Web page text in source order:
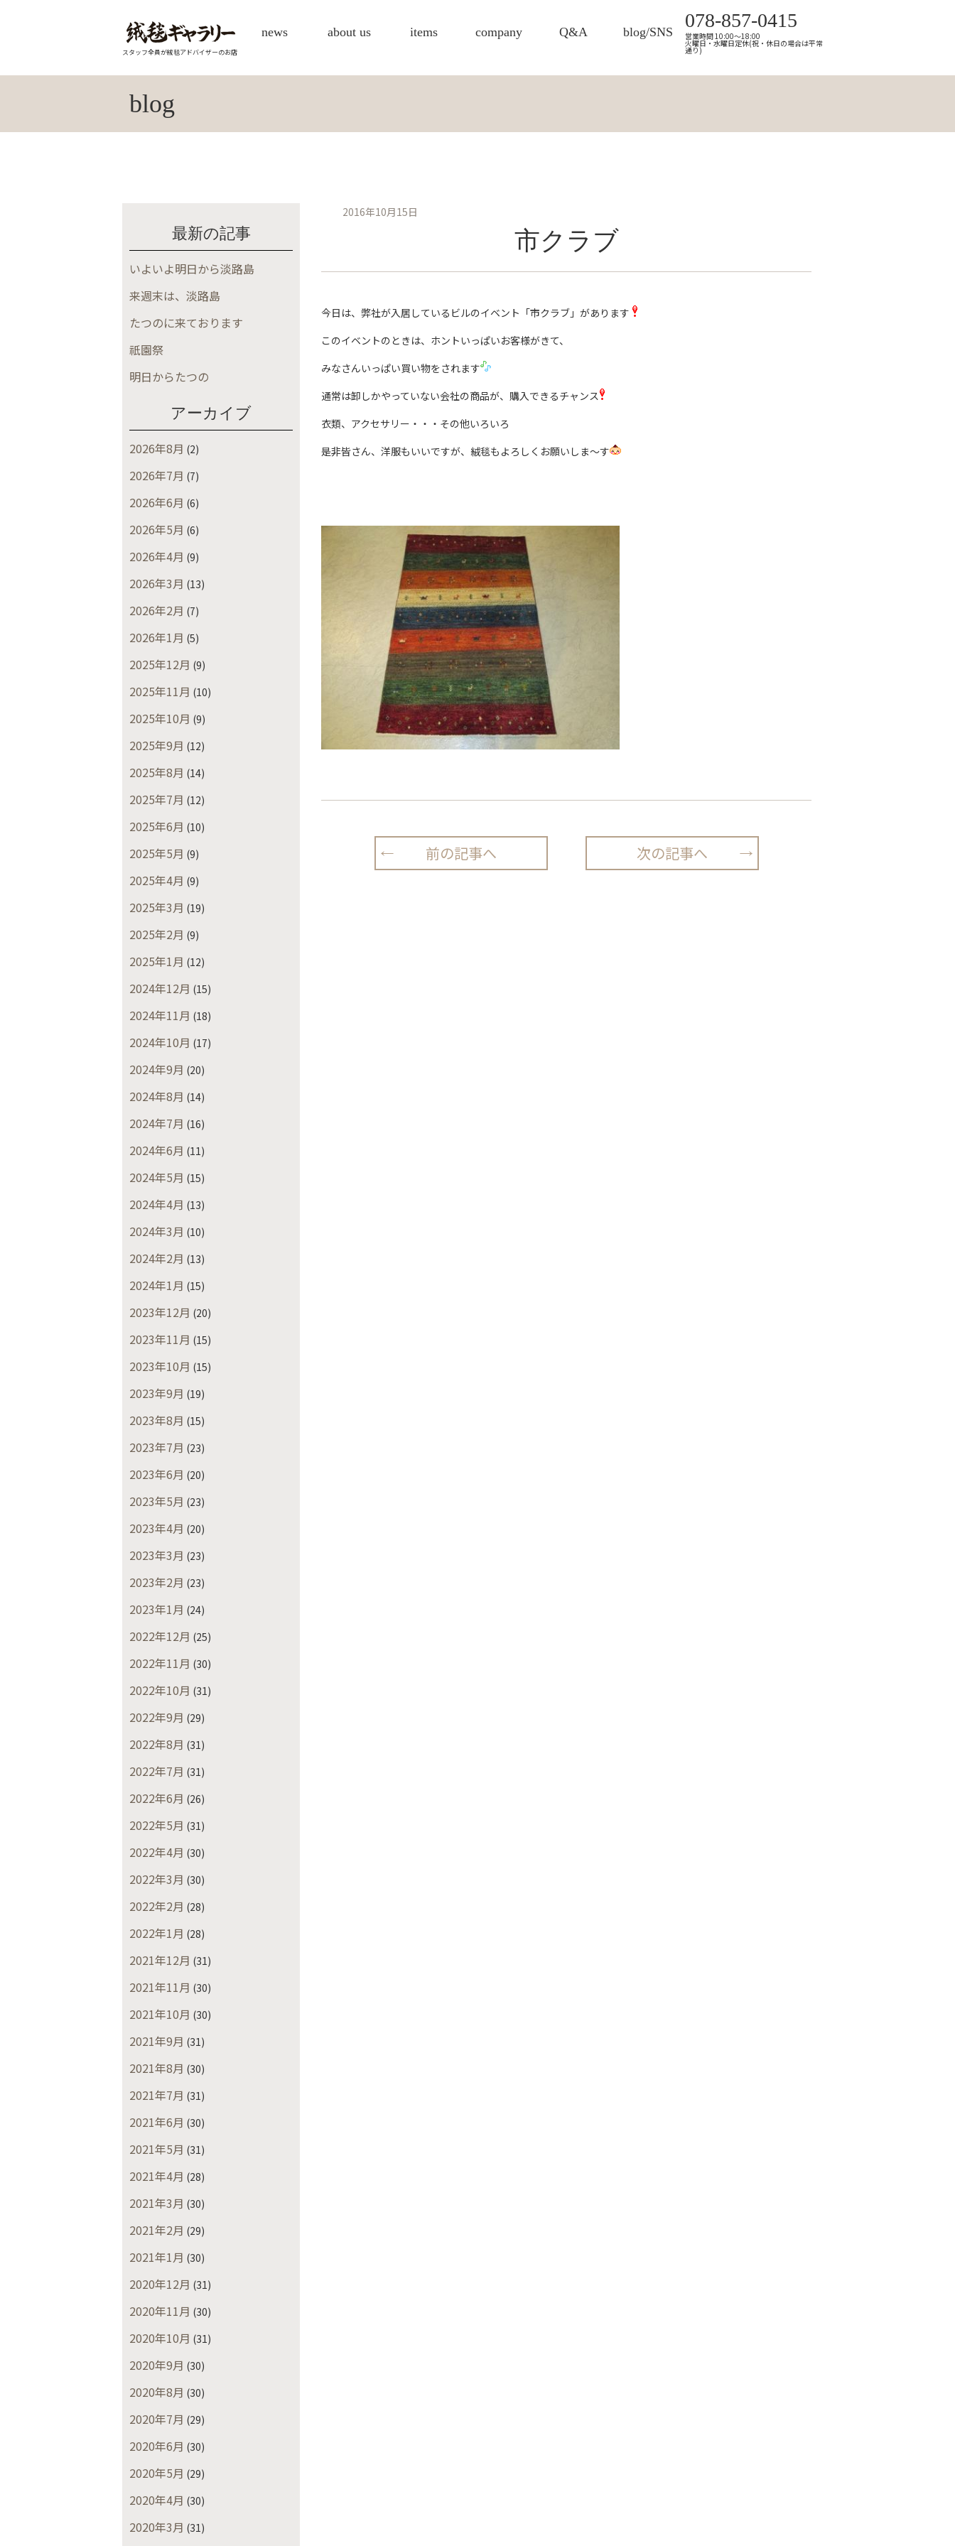
スタッフ全員が絨毯アドバイザーのお店
news about us items company Q&A blog/SNS
078-857-0415
営業時間 10:00～18:00
火曜日・水曜日定休(祝・休日の場合は平常
通り)
blog
最新の記事
いよいよ明日から淡路島
来週末は、淡路島
たつのに来ております
祇園祭
明日からたつの
アーカイブ
2026年8月 (2)
2026年7月 (7)
2026年6月 (6)
2026年5月 (6)
2026年4月 (9)
2026年3月 (13)
2026年2月 (7)
2026年1月 (5)
2025年12月 (9)
2025年11月 (10)
2025年10月 (9)
2025年9月 (12)
2025年8月 (14)
2025年7月 (12)
2025年6月 (10)
2025年5月 (9)
2025年4月 (9)
2025年3月 (19)
2025年2月 (9)
2025年1月 (12)
2024年12月 (15)
2024年11月 (18)
2024年10月 (17)
2024年9月 (20)
2024年8月 (14)
2024年7月 (16)
2024年6月 (11)
2024年5月 (15)
2024年4月 (13)
2024年3月 (10)
2024年2月 (13)
2024年1月 (15)
2023年12月 (20)
2023年11月 (15)
2023年10月 (15)
2023年9月 (19)
2023年8月 (15)
2023年7月 (23)
2023年6月 (20)
2023年5月 (23)
2023年4月 (20)
2023年3月 (23)
2023年2月 (23)
2023年1月 (24)
2022年12月 (25)
2022年11月 (30)
2022年10月 (31)
2022年9月 (29)
2022年8月 (31)
2022年7月 (31)
2022年6月 (26)
2022年5月 (31)
2022年4月 (30)
2022年3月 (30)
2022年2月 (28)
2022年1月 (28)
2021年12月 (31)
2021年11月 (30)
2021年10月 (30)
2021年9月 (31)
2021年8月 (30)
2021年7月 (31)
2021年6月 (30)
2021年5月 (31)
2021年4月 (28)
2021年3月 (30)
2021年2月 (29)
2021年1月 (30)
2020年12月 (31)
2020年11月 (30)
2020年10月 (31)
2020年9月 (30)
2020年8月 (30)
2020年7月 (29)
2020年6月 (30)
2020年5月 (29)
2020年4月 (30)
2020年3月 (31)
2016年10月15日
市クラブ
今日は、弊社が入居しているビルのイベント「市クラブ」があります
このイベントのときは、ホントいっぱいお客様がきて、
みなさんいっぱい買い物をされます
通常は卸しかやっていない会社の商品が、購入できるチャンス
衣類、アクセサリー・・・その他いろいろ
是非皆さん、洋服もいいですが、絨毯もよろしくお願いしま〜す
前の記事へ 次の記事へ